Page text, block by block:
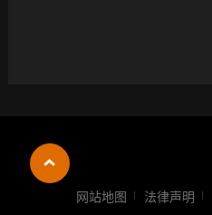
网站地图 法律声明